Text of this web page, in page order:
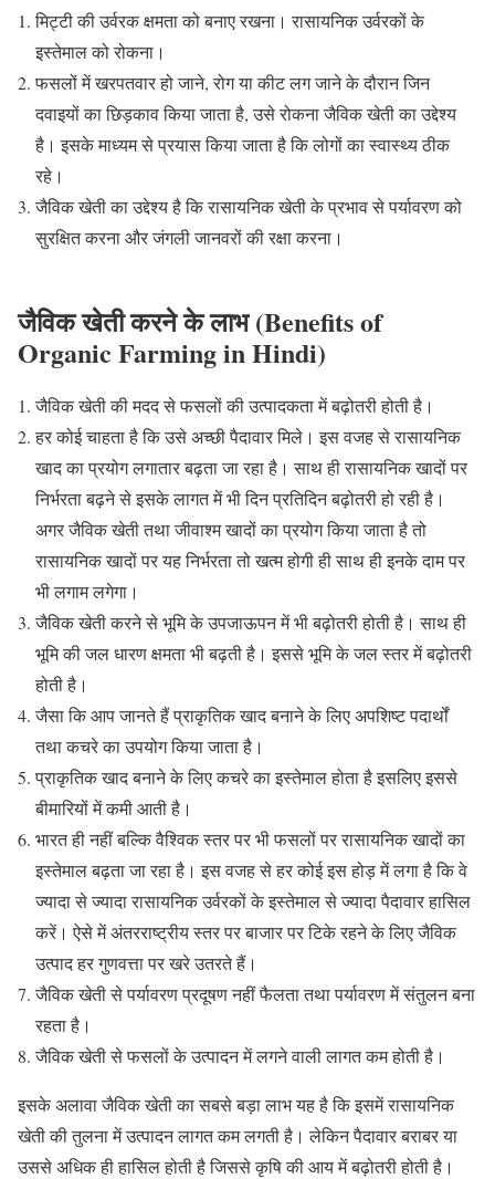
मिट्टी की उर्वरक क्षमता को बनाए रखना। रासायनिक उर्वरकों के
इस्तेमाल को रोकना।
फसलों में खरपतवार हो जाने, रोग या कीट लग जाने के दौरान जिन
दवाइयों का छिड़काव किया जाता है, उसे रोकना जैविक खेती का उद्देश्य
है। इसके माध्यम से प्रयास किया जाता है कि लोगों का स्वास्थ्य ठीक
रहे।
जैविक खेती का उद्देश्य है कि रासायनिक खेती के प्रभाव से पर्यावरण को
सुरक्षित करना और जंगली जानवरों की रक्षा करना।
जैविक खेती करने के लाभ (Benefits of
Organic Farming in Hindi)
जैविक खेती की मदद से फसलों की उत्पादकता में बढ़ोतरी होती है।
हर कोई चाहता है कि उसे अच्छी पैदावार मिले। इस वजह से रासायनिक
खाद का प्रयोग लगातार बढ़ता जा रहा है। साथ ही रासायनिक खादों पर
निर्भरता बढ़ने से इसके लागत में भी दिन प्रतिदिन बढ़ोतरी हो रही है।
अगर जैविक खेती तथा जीवाश्म खादों का प्रयोग किया जाता है तो
रासायनिक खादों पर यह निर्भरता तो खत्म होगी ही साथ ही इनके दाम पर
भी लगाम लगेगा।
जैविक खेती करने से भूमि के उपजाऊपन में भी बढ़ोतरी होती है। साथ ही
भूमि की जल धारण क्षमता भी बढ़ती है। इससे भूमि के जल स्तर में बढ़ोतरी
होती है।
जैसा कि आप जानते हैं प्राकृतिक खाद बनाने के लिए अपशिष्ट पदार्थों
तथा कचरे का उपयोग किया जाता है।
प्राकृतिक खाद बनाने के लिए कचरे का इस्तेमाल होता है इसलिए इससे
बीमारियों में कमी आती है।
भारत ही नहीं बल्कि वैश्विक स्तर पर भी फसलों पर रासायनिक खादों का
इस्तेमाल बढ़ता जा रहा है। इस वजह से हर कोई इस होड़ में लगा है कि वे
ज्यादा से ज्यादा रासायनिक उर्वरकों के इस्तेमाल से ज्यादा पैदावार हासिल
करें। ऐसे में अंतरराष्ट्रीय स्तर पर बाजार पर टिके रहने के लिए जैविक
उत्पाद हर गुणवत्ता पर खरे उतरते हैं।
जैविक खेती से पर्यावरण प्रदूषण नहीं फैलता तथा पर्यावरण में संतुलन बना
रहता है।
जैविक खेती से फसलों के उत्पादन में लगने वाली लागत कम होती है।
इसके अलावा जैविक खेती का सबसे बड़ा लाभ यह है कि इसमें रासायनिक
खेती की तुलना में उत्पादन लागत कम लगती है। लेकिन पैदावार बराबर या
उससे अधिक ही हासिल होती है जिससे कृषि की आय में बढ़ोतरी होती है।